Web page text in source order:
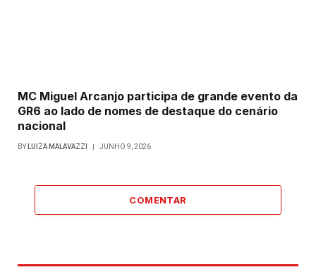
MC Miguel Arcanjo participa de grande evento da
GR6 ao lado de nomes de destaque do cenário
nacional
BY LUIZA MALAVAZZI JUNHO 9, 2026
COMENTAR